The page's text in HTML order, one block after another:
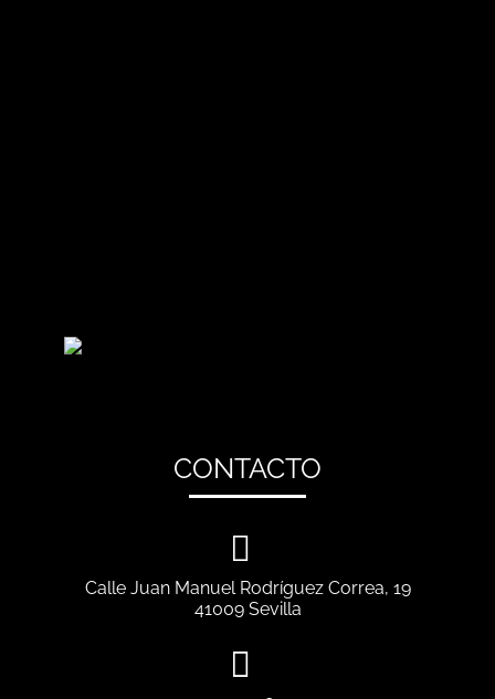
CONTACTO

Calle Juan Manuel Rodríguez Correa, 19
41009 Sevilla
